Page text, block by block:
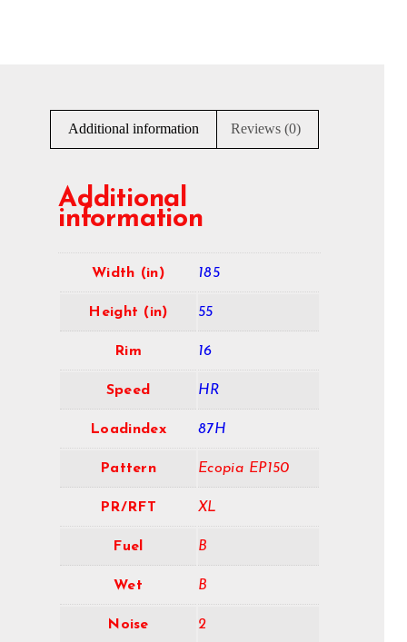
Additional information Reviews (0)
Additional
information
Width (in) 185
Height (in) 55
Rim 16
Speed HR
Loadindex 87H
Pattern Ecopia EP150
PR/RFT XL
Fuel B
Wet B
Noise 2